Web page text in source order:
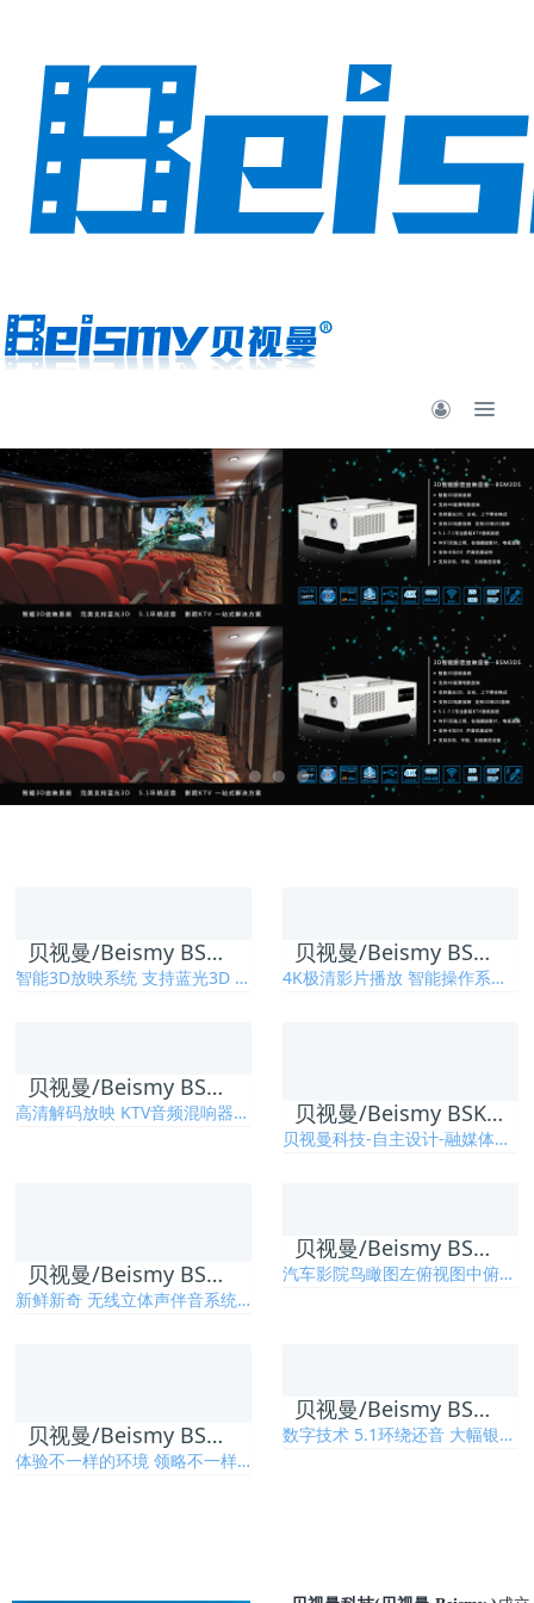
贝视曼/Beismy BSM3DS 3D一体化数字智能影院设备
智能3D放映系统 支持蓝光3D 5.1环绕还音 影院KTV一站式解决方案
贝视曼/Beismy BSM370一体化数字智能影音设备
4K极清影片播放 智能操作系统 多功能一体化设计 操作简单 维护方便
贝视曼/Beismy BSM300 一体式数字智能影音设备
高清解码放映 KTV音频混响器 便携一体化设计 满足大场地需要 贝视曼/Beismy BSK110微型数字智能影音设备/融媒体文化娱乐一体机
贝视曼科技-自主设计-融媒体文化娱乐一体机/影音播放一体机，教学演示 商务会议 KTV娱乐 电影娱乐 车载影K 一机多用
贝视曼/Beismy BSM400-2022 第五代全新款小型汽车影院设备
新鲜新奇 无线立体声伴音系统 智能高清放映系统 操作简单 维护方便
贝视曼/Beismy BSM500 一体化数字智能汽车影院设备
汽车影院鸟瞰图左俯视图中俯视图 中平视图右俯视图后俯视图汽车影院银幕钢架图汽车影院放映室
贝视曼/Beismy BSM600 大型一体化智能数字汽车影院放映设备
体验不一样的环境 领略不一样的视听
贝视曼/Beismy BSM700 一体化数字智能影院放映设备
数字技术 5.1环绕还音 大幅银幕 支持3D 适用大场所